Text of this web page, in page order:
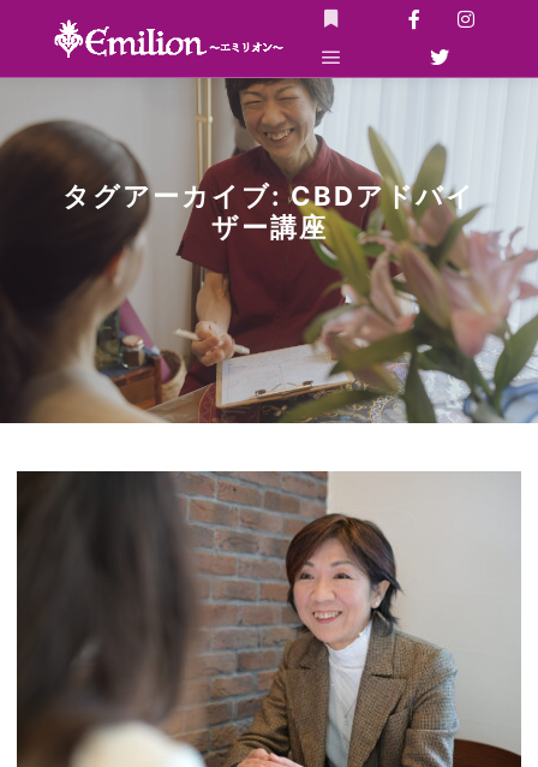
詳細
メインメニュー
タグアーカイブ:CBDアドバイ
ザー講座